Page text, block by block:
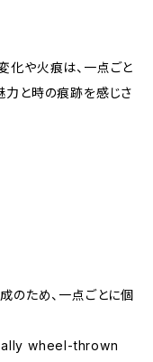
化や火痕は、一点ごと
力と時の痕跡を感じさ
のため、一点ごとに個
wheel-thrown